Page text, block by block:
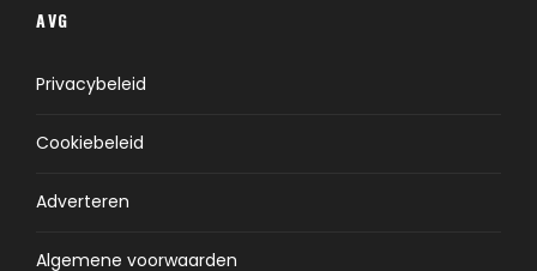
AVG
Privacybeleid
Cookiebeleid
Adverteren
Algemene voorwaarden